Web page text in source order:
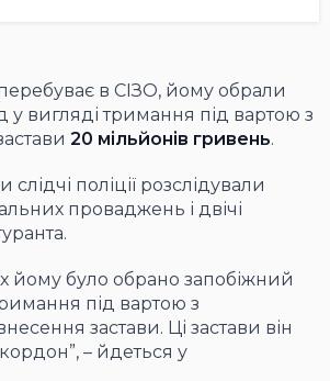
перебуває в СІЗО, йому обрали
у вигляді тримання під вартою з
20 мільйонів гривень.
поліції розслідували
проваджень і двічі
йому було обрано запобіжний
під вартою з
застави. Ці застави він
кордон”, – йдеться у